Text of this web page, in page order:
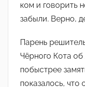
ком и говорить
забыли. Верно,
Парень
Чёрного Кота
побыстрее
показалось,